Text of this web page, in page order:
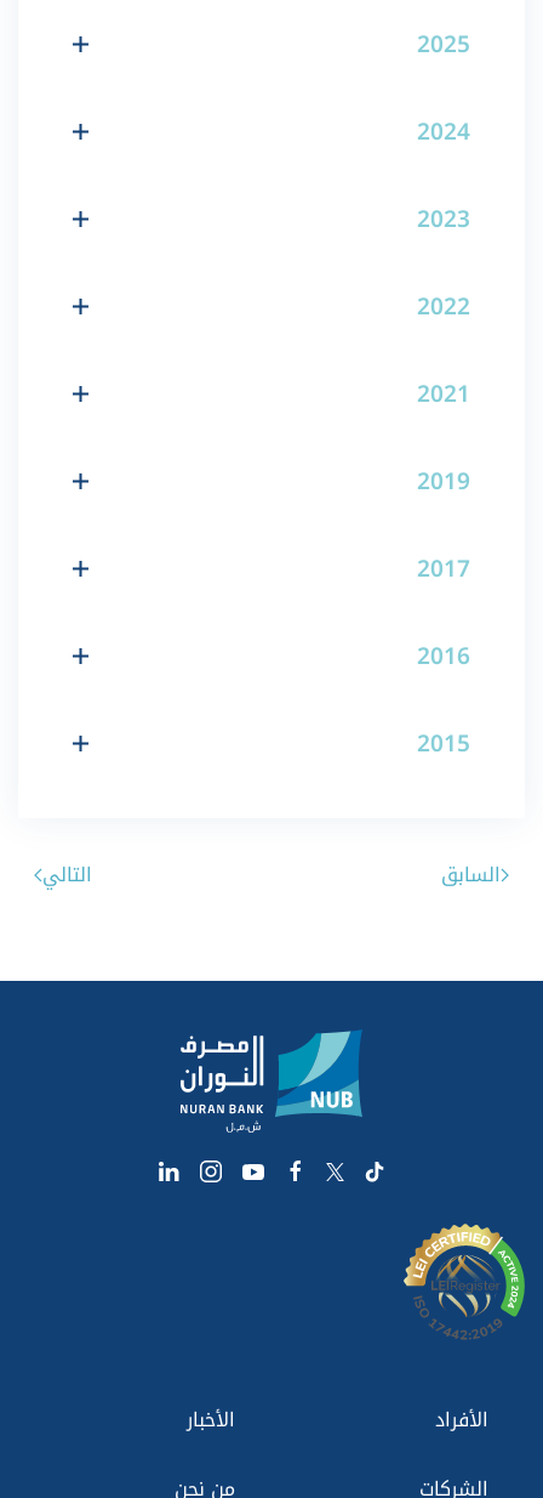
2025
2024
2023
2022
2021
2019
2017
2016
2015
السابق التالي
الأفراد
الأخبار
الشركات
من نحن